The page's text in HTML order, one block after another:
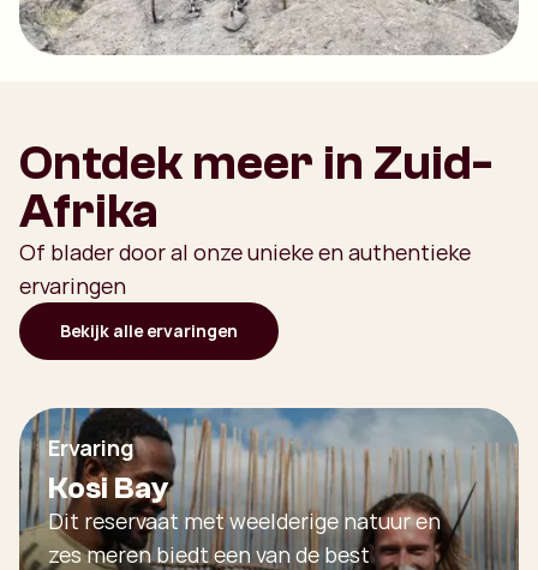
Ontdek meer in Zuid-
Afrika
Of blader door al onze unieke en authentieke
ervaringen
Bekijk alle ervaringen
Ervaring
Kosi Bay
Dit reservaat met weelderige natuur en
zes meren biedt een van de best